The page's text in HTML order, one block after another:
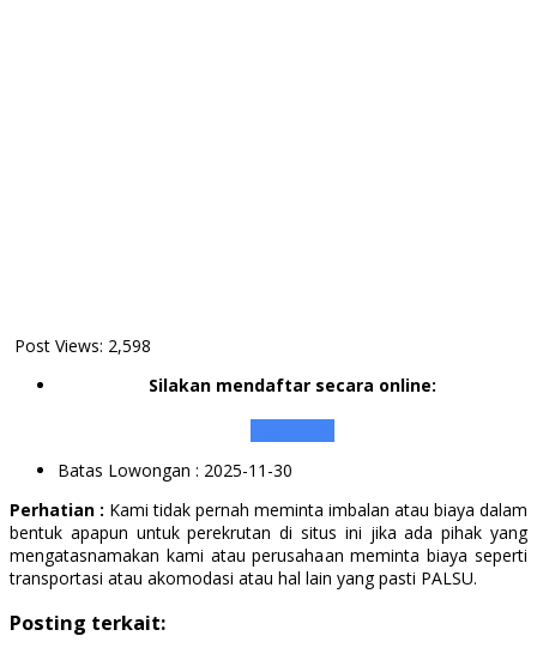
Post Views: 2,598
Silakan mendaftar secara online:
Batas Lowongan : 2025-11-30
Perhatian : Kami tidak pernah meminta imbalan atau biaya dalam
bentuk apapun untuk perekrutan di situs ini jika ada pihak yang
mengatasnamakan kami atau perusahaan meminta biaya seperti
transportasi atau akomodasi atau hal lain yang pasti PALSU.
Posting terkait: